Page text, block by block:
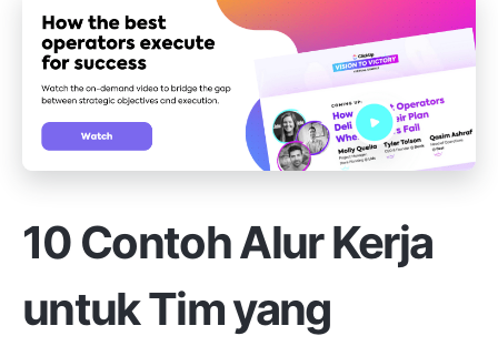
10 Contoh Alur Kerja
untuk Tim yang